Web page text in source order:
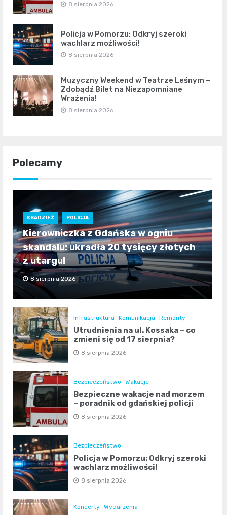
8 sierpnia 2026
Policja w Pomorzu: Odkryj szeroki
wachlarz możliwości!
8 sierpnia 2026
Muzyczny Weekend w Teatrze Leśnym –
Zdobądź Bilet na Niezapomniane
Wrażenia!
8 sierpnia 2026
Polecamy
KRADZIEŻ POLICJA
Kierowniczka z Gdańska w ogniu
skandalu: ukradła 20 tysięcy złotych
z utargu!
8 sierpnia 2026
Infrastruktura Komunikacja Remonty
Utrudnienia na ul. Kossaka – co
zmieni się od 17 sierpnia?
8 sierpnia 2026
Bezpieczeństwo Wakacje
Bezpieczne wakacje nad morzem
– poradnik od gdańskiej policji
8 sierpnia 2026
Bezpieczeństwo
Policja w Pomorzu: Odkryj szeroki
wachlarz możliwości!
8 sierpnia 2026
Koncerty Wydarzenia